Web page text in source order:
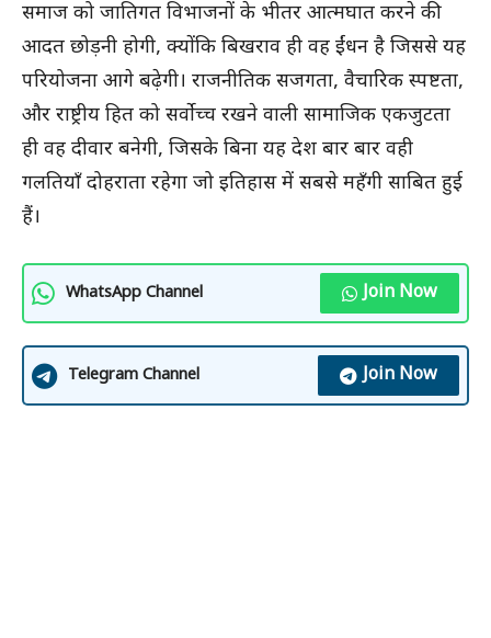
समाज को जातिगत विभाजनों के भीतर आत्मघात करने की
आदत छोड़नी होगी, क्योंकि बिखराव ही वह ईंधन है जिससे यह
परियोजना आगे बढ़ेगी। राजनीतिक सजगता, वैचारिक स्पष्टता,
और राष्ट्रीय हित को सर्वोच्च रखने वाली सामाजिक एकजुटता
ही वह दीवार बनेगी, जिसके बिना यह देश बार बार वही
गलतियाँ दोहराता रहेगा जो इतिहास में सबसे महँगी साबित हुई
हैं।
WhatsApp Channel Join Now
Telegram Channel Join Now